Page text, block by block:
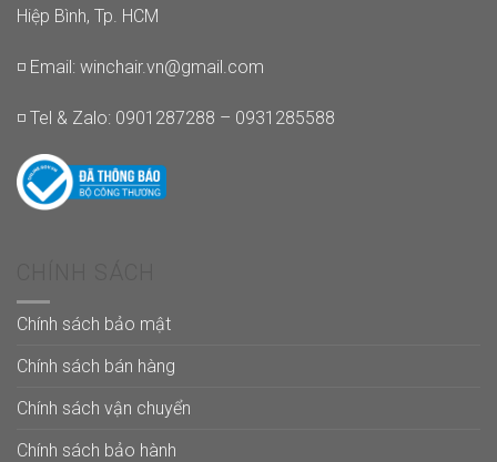
Hiệp Bình, Tp. HCM
◽ Email: winchair.vn@gmail.com
◽ Tel & Zalo: 0901287288 – 0931285588
Chính sách bảo mật
Chính sách bán hàng
Chính sách vận chuyển
Chính sách bảo hành